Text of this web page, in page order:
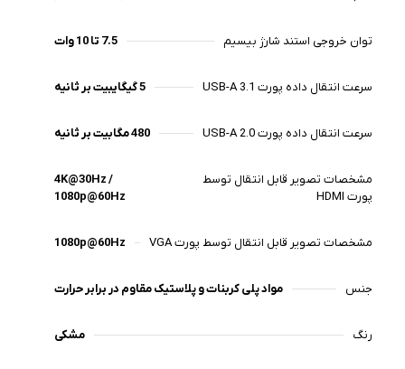
توان خروجی استند شارژ بیسیم 7.5 تا 10 وات
سرعت انتقال داده پورت USB-A 3.1 5 گیگایبیت بر ثانیه
سرعت انتقال داده پورت USB-A 2.0 480 مگابیت بر ثانیه
مشخصات تصویر قابل انتقال توسط
پورت HDMI
4K@30Hz /
1080p@60Hz
مشخصات تصویر قابل انتقال توسط پورت VGA 1080p@60Hz
جنس مواد پلی کربنات و پلاستیک مقاوم در برابر حرارت
رنگ مشکی